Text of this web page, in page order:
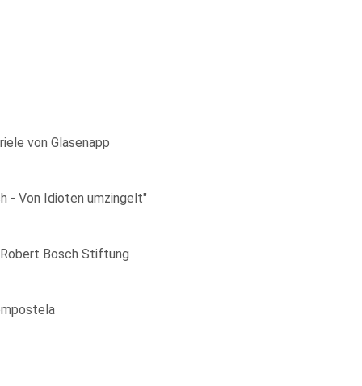
von Glasenapp
- Von Idioten umzingelt"
Bosch Stiftung